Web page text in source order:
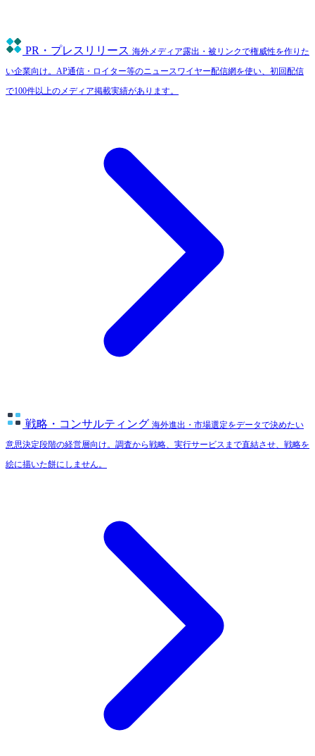
PR・プレスリリース 海外メディア露出・被リンクで権威性を作りた
い企業向け。AP通信・ロイター等のニュースワイヤー配信網を使い、初回配信
で100件以上のメディア掲載実績があります。
戦略・コンサルティング 海外進出・市場選定をデータで決めたい
意思決定段階の経営層向け。調査から戦略、実行サービスまで直結させ、戦略を
絵に描いた餅にしません。